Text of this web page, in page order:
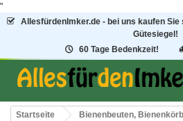
"
AllesfürdenImker.de - bei uns kaufen
Gütesiegel!
60 Tage Bedenkzeit!
Startseite
Bienenbeuten,